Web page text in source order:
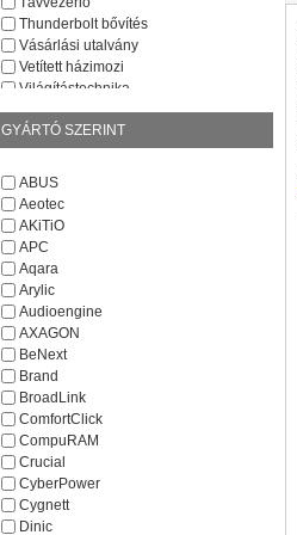
Thunderbolt bővítés
Vásárlási utalvány
Vetített házimozi
Világítástechnika
GYÁRTÓ SZERINT
ABUS
Aeotec
AKiTiO
APC
Aqara
Arylic
Audioengine
AXAGON
BeNext
Brand
BroadLink
ComfortClick
CompuRAM
Crucial
CyberPower
Cygnett
Dinic